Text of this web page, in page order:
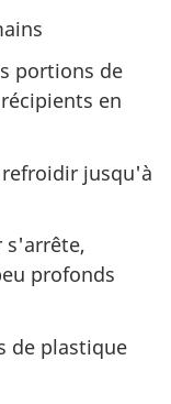
portions de
en
jusqu'à
s'arrête,
profonds
de plastique